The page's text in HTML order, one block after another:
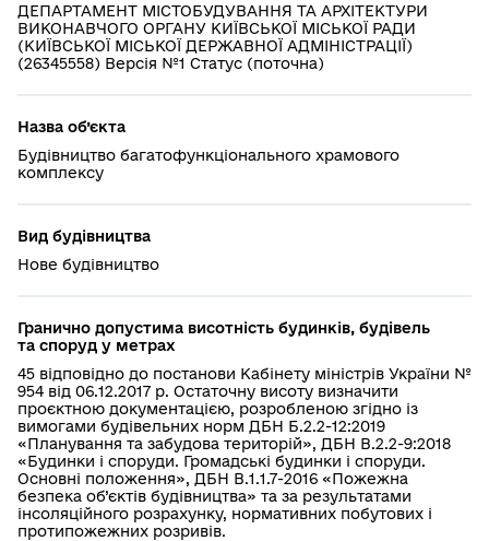
ДЕПАРТАМЕНТ МІСТОБУДУВАННЯ ТА АРХІТЕКТУРИ
ВИКОНАВЧОГО ОРГАНУ КИЇВСЬКОЇ МІСЬКОЇ РАДИ
(КИЇВСЬКОЇ МІСЬКОЇ ДЕРЖАВНОЇ АДМІНІСТРАЦІЇ)
(26345558) Версія №1 Статус (поточна)
Назва об’єкта
Будівництво багатофункціонального храмового
комплексу
Вид будівництва
Нове будівництво
Гранично допустима висотність будинків, будівель
та споруд у метрах
45 відповідно до постанови Кабінету міністрів України №
954 від 06.12.2017 р. Остаточну висоту визначити
проєктною документацією, розробленою згідно із
вимогами будівельних норм ДБН Б.2.2-12:2019
«Планування та забудова територій», ДБН В.2.2-9:2018
«Будинки і споруди. Громадські будинки і споруди.
Основні положення», ДБН В.1.1.7-2016 «Пожежна
безпека об’єктів будівництва» та за результатами
інсоляційного розрахунку, нормативних побутових і
протипожежних розривів.